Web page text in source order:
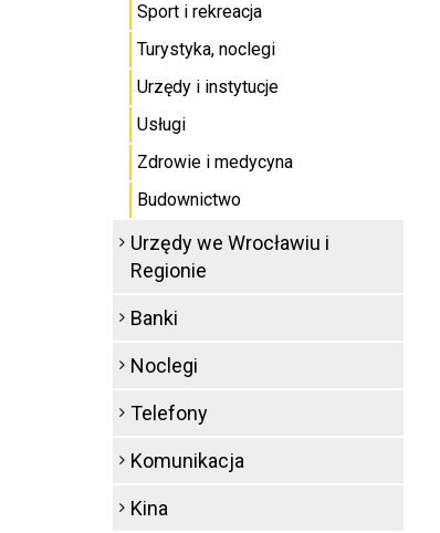
Sport i rekreacja
Turystyka, noclegi
Urzędy i instytucje
Usługi
Zdrowie i medycyna
Budownictwo
Urzędy we Wrocławiu i
Regionie
Banki
Noclegi
Telefony
Komunikacja
Kina